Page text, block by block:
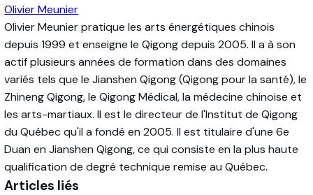
Olivier Meunier
Olivier Meunier pratique les arts énergétiques chinois
depuis 1999 et enseigne le Qigong depuis 2005. Il a à son
actif plusieurs années de formation dans des domaines
variés tels que le Jianshen Qigong (Qigong pour la santé), le
Zhineng Qigong, le Qigong Médical, la médecine chinoise et
les arts-martiaux. Il est le directeur de l'Institut de Qigong
du Québec qu'il a fondé en 2005. Il est titulaire d'une 6e
Duan en Jianshen Qigong, ce qui consiste en la plus haute
qualification de degré technique remise au Québec.
Articles liés